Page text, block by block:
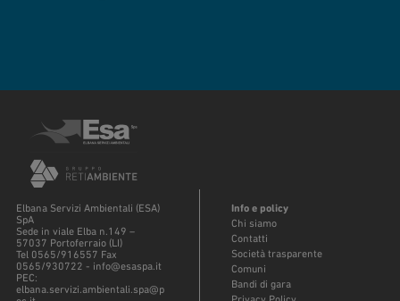
Elbana Servizi Ambientali (ESA)
SpA
Sede in viale Elba n.149 –
57037 Portoferraio (LI)
Tel 0565/916557 Fax
0565/930722 - info@esaspa.it
PEC:
elbana.servizi.ambientali.spa@p
Info e policy
Chi siamo
Contatti
Società trasparente
Comuni
Bandi di gara